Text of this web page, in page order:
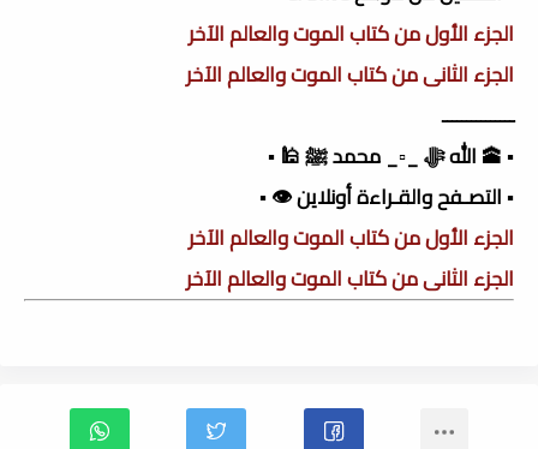
الجزء الأول من كتاب الموت والعالم الآخر
الجزء الثانى من كتاب الموت والعالم الآخر
ـــــــــــــــ
▪️ 🕋 الله ﷻ _▫️_ محمد ﷺ 🕌 ▪️
▪️ التصـفح والقـراءة أونلاين 👁️ ▪️
الجزء الأول من كتاب الموت والعالم الآخر
الجزء الثانى من كتاب الموت والعالم الآخر